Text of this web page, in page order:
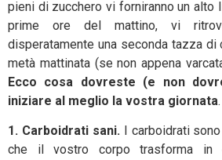
pieni di zucchero vi forniranno un alto
prime ore del mattino, vi
disperatamente una seconda tazza di
metà mattinata (se non appena
Ecco cosa dovreste (e non
iniziare al meglio la vostra giornata.
1. Carboidrati sani.I carboidrati
che il vostro corpo trasforma in